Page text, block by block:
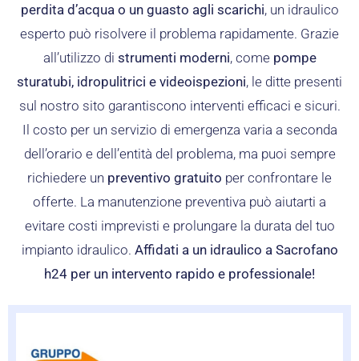
perdita d’acqua o un guasto agli scarichi, un idraulico
esperto può risolvere il problema rapidamente. Grazie
all’utilizzo di strumenti moderni, come pompe
sturatubi, idropulitrici e videoispezioni, le ditte presenti
sul nostro sito garantiscono interventi efficaci e sicuri.
Il costo per un servizio di emergenza varia a seconda
dell’orario e dell’entità del problema, ma puoi sempre
richiedere un preventivo gratuito per confrontare le
offerte. La manutenzione preventiva può aiutarti a
evitare costi imprevisti e prolungare la durata del tuo
impianto idraulico. Affidati a un idraulico a Sacrofano
h24 per un intervento rapido e professionale!